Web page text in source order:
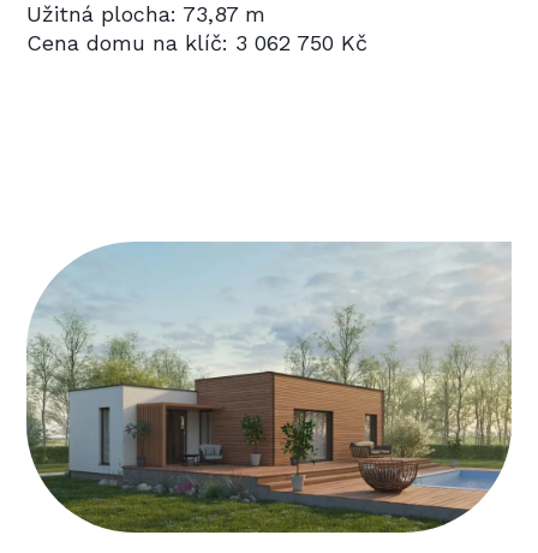
Užitná plocha: 73,87 m
Cena domu na klíč: 3 062 750 Kč